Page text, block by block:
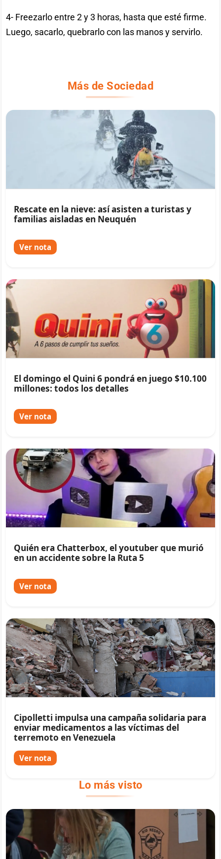
4- Freezarlo entre 2 y 3 horas, hasta que esté firme.
Luego, sacarlo, quebrarlo con las manos y servirlo.
Más de Sociedad
Rescate en la nieve: así asisten a turistas y
familias aisladas en Neuquén
Ver nota
El domingo el Quini 6 pondrá en juego $10.100
millones: todos los detalles
Ver nota
Quién era Chatterbox, el youtuber que murió
en un accidente sobre la Ruta 5
Ver nota
Cipolletti impulsa una campaña solidaria para
enviar medicamentos a las víctimas del
terremoto en Venezuela
Ver nota
Lo más visto